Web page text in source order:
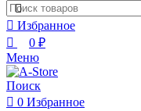
Избранное
0 ₽
Меню
Поиск
0 Избранное